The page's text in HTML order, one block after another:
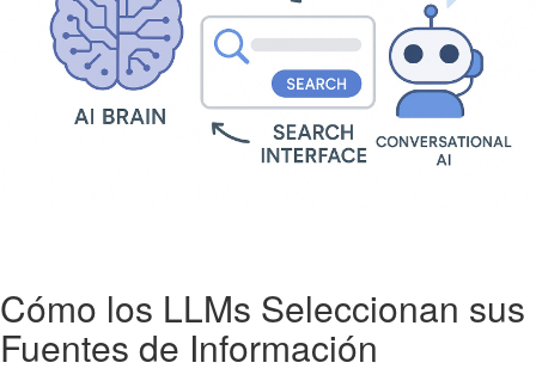
Cómo los LLMs Seleccionan sus
Fuentes de Información